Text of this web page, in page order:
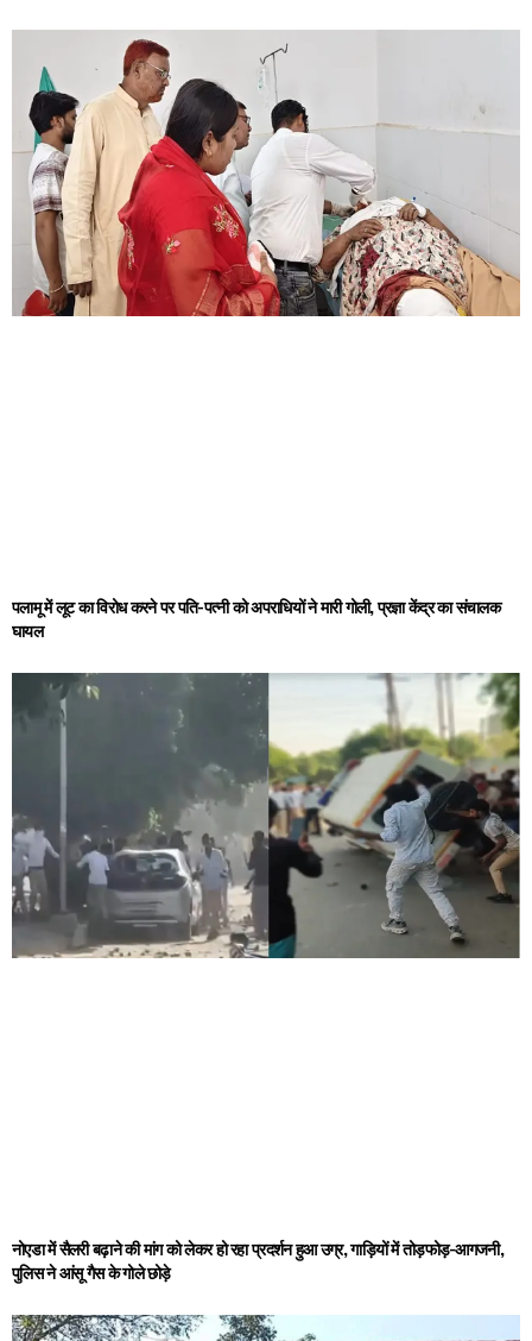
पलामू में लूट का विरोध करने पर पति-पत्नी को अपराधियों ने मारी गोली, प्रज्ञा केंद्र का संचालक
घायल
नोएडा में सैलरी बढ़ाने की मांग को लेकर हो रहा प्रदर्शन हुआ उग्र, गाड़ियों में तोड़फोड़-आगजनी,
पुलिस ने आंसू गैस के गोले छोड़े